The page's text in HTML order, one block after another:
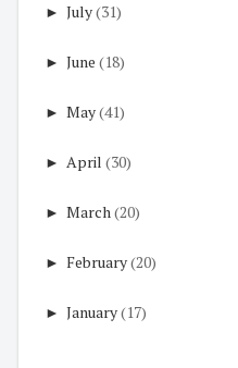
► July(31)
► June (18)
► May(41)
► April (30)
► March(20)
► February(20)
► January(17)